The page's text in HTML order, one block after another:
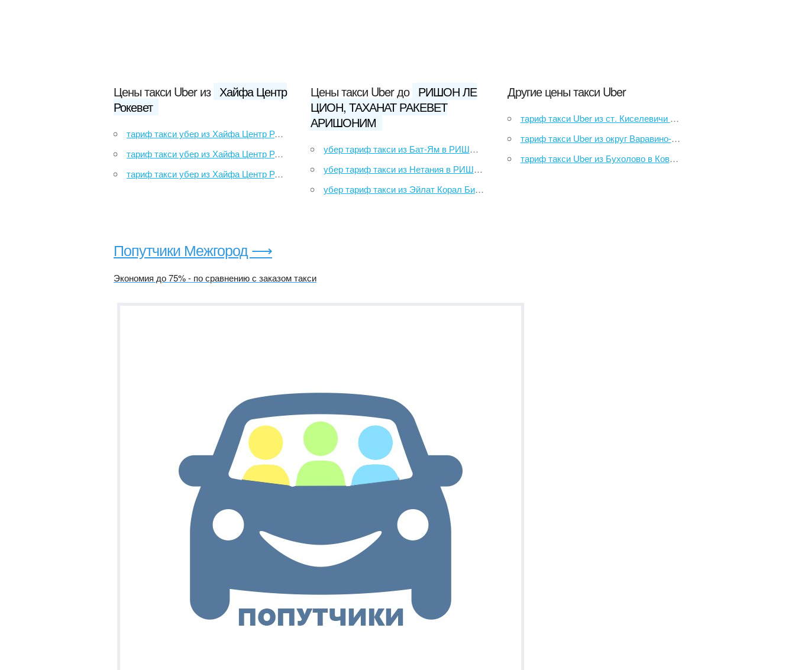
Цены такси Uber из Хайфа Центр
Рокевет
тариф такси убер из Хайфа Центр Рокевет в Беэр-Шева
тариф такси убер из Хайфа Центр Рокевет в хайфа
тариф такси убер из Хайфа Центр Рокевет в Мёртвое море
Цены такси Uber до РИШОН ЛЕ
ЦИОН, ТАХАНАТ РАКЕВЕТ
АРИШОНИМ
убер тариф такси из Бат-Ям в РИШОН ЛЕ ЦИОН, ТАХАНАТ РАКЕВЕТ АРИШОНИМ
убер тариф такси из Нетания в РИШОН ЛЕ ЦИОН, ТАХАНАТ РАКЕВЕТ АРИШОНИМ
убер тариф такси из Эйлат Корал Бич Нейчер Резерв в РИШОН ЛЕ ЦИОН, ТАХАНАТ РАКЕВЕТ АРИШОНИМ
Другие цены такси Uber
тариф такси Uber из ст. Киселевичи в ресторан Базилик
тариф такси Uber из округ Варавино-Фактория в Морской-речной вокзал
тариф такси Uber из Бухолово в Ковров
Попутчики Межгород ⟶
Экономия до 75% - по сравнению с заказом такси